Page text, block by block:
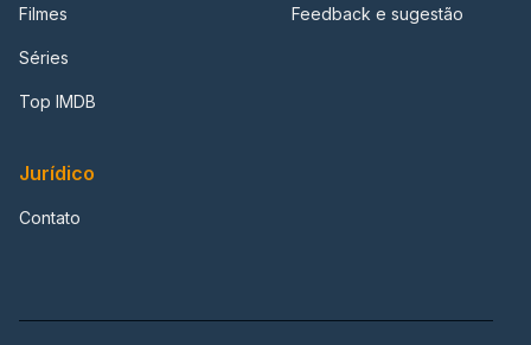
Filmes
Séries
Top IMDB
Feedback e sugestão
Jurídico
Contato